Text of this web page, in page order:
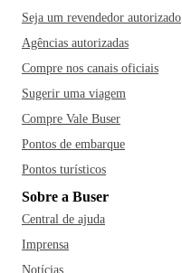
Seja um revendedor autorizado
Agências autorizadas
Compre nos canais oficiais
Sugerir uma viagem
Compre Vale Buser
Pontos de embarque
Pontos turísticos
Sobre a Buser
Central de ajuda
Imprensa
Notícias